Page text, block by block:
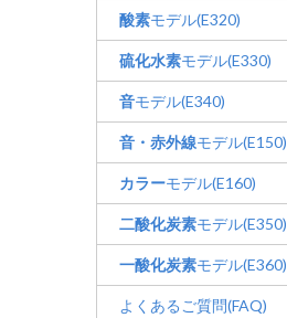
酸素モデル(E320)
硫化水素モデル(E330)
音モデル(E340)
音・赤外線モデル(E150)
カラーモデル(E160)
二酸化炭素モデル(E350)
一酸化炭素モデル(E360)
よくあるご質問(FAQ)